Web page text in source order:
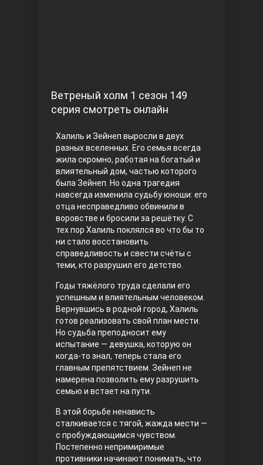
Правосyдие
Любовь напрокат
Ветреный холм 1 сезон 149
серия смотреть онлайн
Халиль и Зейнеп выросли в двух
разных вселенных. Его семья всегда
жила скромно, работая на богатый и
влиятельный дом, частью которого
была Зейнеп. Но одна трагедия
навсегда изменила судьбу юноши: его
отца несправедливо обвинили в
воровстве и бросили за решётку. С
тех пор Халиль поклялся во что бы то
ни стало восстановить
справедливость и свести счёты с
теми, кто разрушил его детство.
Годы тяжёлого труда сделали его
успешным и влиятельным человеком.
Вернувшись в родной город, Халиль
готов реализовать свой план мести.
Но судьба преподносит ему
испытание — девушка, которую он
когда-то знал, теперь стала его
главным препятствием. Зейнеп не
намерена позволить ему разрушить
семью и встает на пути.
В этой борьбе ненависть
сталкивается с тягой, жажда мести —
с пробуждающимся чувством.
Постепенно непримиримые
противники начинают понимать, что